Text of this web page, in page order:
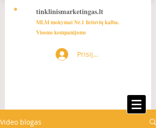
tinklinismarketingas.lt
MLM mokymai Nr.1 lietuvių kalba.
Visoms kompanijoms
Prisijungti
Video blogas